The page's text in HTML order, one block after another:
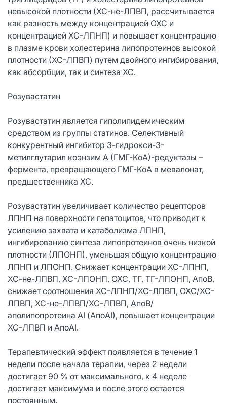
невысокой плотности (ХС-не-ЛПВП, рассчитывается
как разность между концентрацией ОХС и
концентрацией ХС-ЛПНП) и повышает концентрацию
в плазме крови холестерина липопротеинов высокой
плотности (ХС-ЛПВП) путем двойного ингибирования,
как абсорбции, так и синтеза ХС.
Розувастатин
Розувастатин является гиполипидемическим
средством из группы статинов. Селективный
конкурентный ингибитор 3-гидрокси-3-
метилглутарил коэнзим А (ГМГ-КоА)-редуктазы –
фермента, превращающего ГМГ-КоА в мевалонат,
предшественника ХС.
Розувастатин увеличивает количество рецепторов
ЛПНП на поверхности гепатоцитов, что приводит к
усилению захвата и катаболизма ЛПНП,
ингибированию синтеза липопротеинов очень низкой
плотности (ЛПОНП), уменьшая общую концентрацию
ЛПНП и ЛПОНП. Снижает концентрации ХС-ЛПНП,
ХС-не-ЛПВП, ХС-ЛПОНП, ОХС, ТГ, ТГ-ЛПОНП, АпоВ,
снижает соотношения ХС-ЛПНП/ХС-ЛПВП, ОХС/ХС-
ЛПВП, ХС-не-ЛПВП/ХС-ЛПВП, АпоВ/
аполипопротеина AI (АпоАI), повышает концентрации
ХС-ЛПВП и АпоAI.
Терапевтический эффект появляется в течение 1
недели после начала терапии, через 2 недели
достигает 90 % от максимального, к 4 неделе
достигает максимума и после этого остается
постоянным.